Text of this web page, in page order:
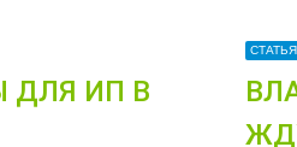
ДЛЯ ИП В
СТАТЬЯ